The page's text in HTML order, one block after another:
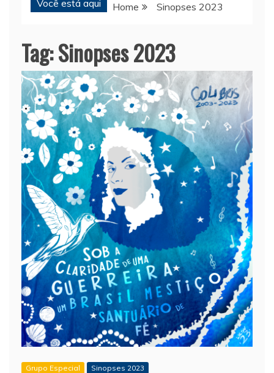
Você está aqui Home Sinopses 2023
Tag:Sinopses 2023
Grupo Especial Sinopses 2023